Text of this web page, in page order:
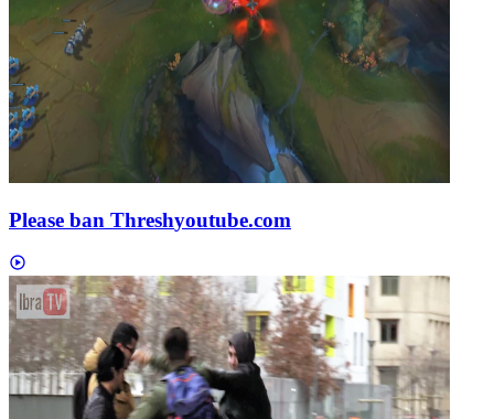
Please ban Threshyoutube.com